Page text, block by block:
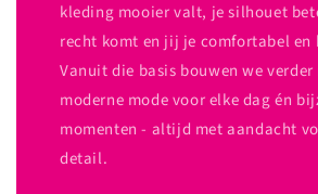
kleding mooier valt, je silhouet
recht komt en jij je comfortabel
Vanuit die basis bouwen we
moderne mode voor elke dag én
momenten - altijd met aandacht
detail.